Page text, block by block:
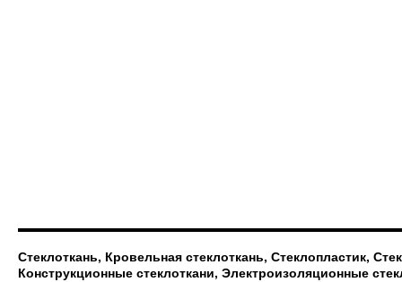
Стеклоткань, Кровельная стеклоткань, Стеклопластик,
Конструкционные стеклоткани, Электроизоляционные